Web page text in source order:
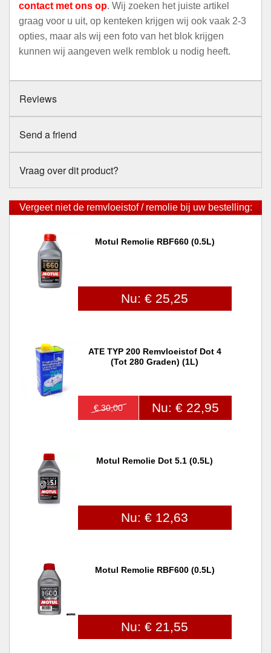
contact met ons op. Wij zoeken het juiste artikel
graag voor u uit, op kenteken krijgen wij ook vaak 2-3
opties, maar als wij een foto van het blok krijgen
kunnen wij aangeven welk remblok u nodig heeft.
Reviews
Send a friend
Vraag over dit product?
Vergeet niet de remvloeistof / remolie bij uw bestelling:
Motul Remolie RBF660 (0.5L)
Nu: € 25,25
ATE TYP 200 Remvloeistof Dot 4
(tot 280 Graden) (1L)
€ 30,00 Nu: € 22,95
Motul Remolie Dot 5.1 (0.5L)
Nu: € 12,63
Motul Remolie RBF600 (0.5L)
Nu: € 21,55